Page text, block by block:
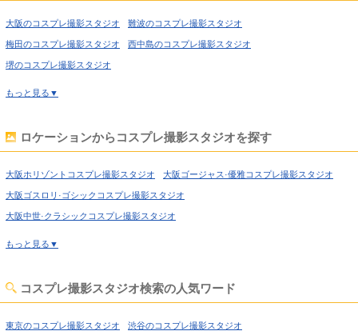
大阪のコスプレ撮影スタジオ 難波のコスプレ撮影スタジオ
梅田のコスプレ撮影スタジオ 西中島のコスプレ撮影スタジオ
堺のコスプレ撮影スタジオ
もっと見る▼
ロケーションからコスプレ撮影スタジオを探す
大阪ホリゾントコスプレ撮影スタジオ 大阪ゴージャス·優雅コスプレ撮影スタジオ
大阪ゴスロリ·ゴシックコスプレ撮影スタジオ
大阪中世·クラシックコスプレ撮影スタジオ
大阪猫足·バスタブコスプレ撮影スタジオ
もっと見る▼
コスプレ撮影スタジオ検索の人気ワード
東京のコスプレ撮影スタジオ 渋谷のコスプレ撮影スタジオ